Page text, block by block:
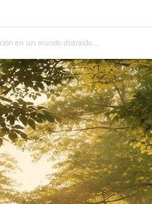
en un mundo distraído....